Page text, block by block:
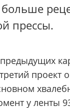
прессы.
проект
у ленты